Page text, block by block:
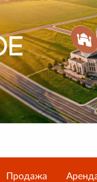
Продажа